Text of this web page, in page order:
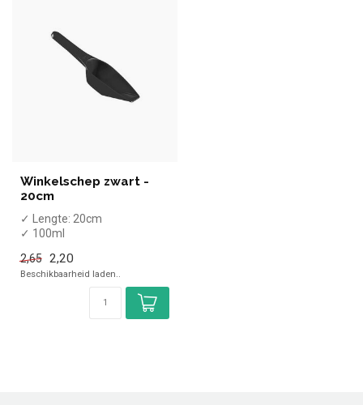
Winkelschep zwart -
20cm
✓ Lengte: 20cm
✓ 100ml
2,65 2,20
Beschikbaarheid laden..